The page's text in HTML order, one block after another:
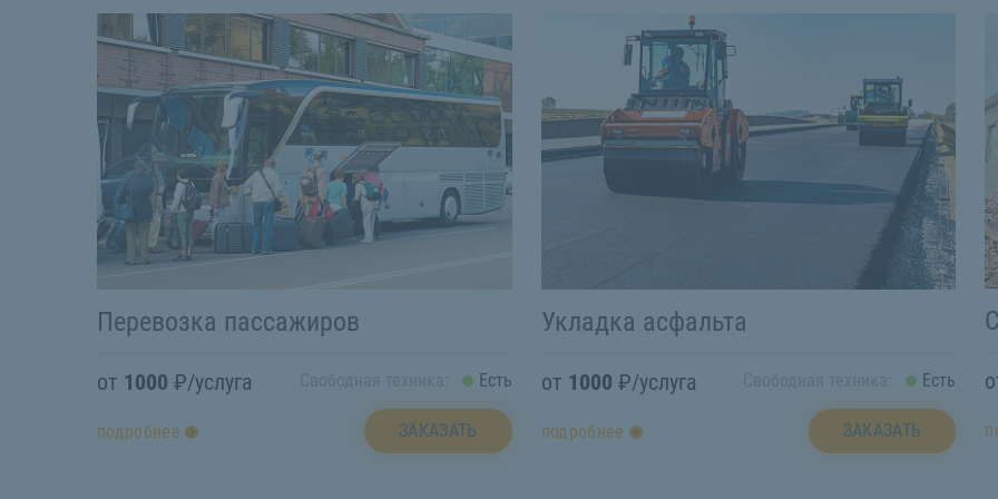
Перевозка пассажиров
от 1000 ₽/услуга Есть
подробнее ЗАКАЗАТЬ
Укладка асфальта
от 1000 ₽/услуга Есть
подробнее ЗАКАЗАТЬ